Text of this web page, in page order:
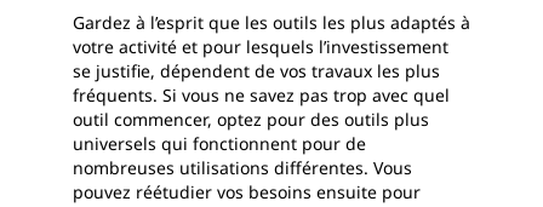
Gardez à l’esprit que les outils les plus adaptés à
votre activité et pour lesquels l’investissement
se justifie, dépendent de vos travaux les plus
fréquents. Si vous ne savez pas trop avec quel
outil commencer, optez pour des outils plus
universels qui fonctionnent pour de
nombreuses utilisations différentes. Vous
pouvez réétudier vos besoins ensuite pour